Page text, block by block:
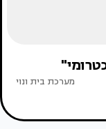
מערכת בית ונוי